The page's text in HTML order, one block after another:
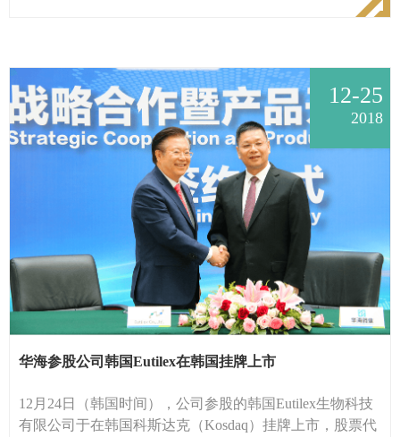
12-25
2018
华海参股公司韩国Eutilex在韩国挂牌上市
12月24日（韩国时间），公司参股的韩国Eutilex生物科技
有限公司于在韩国科斯达克（Kosdaq）挂牌上市，股票代